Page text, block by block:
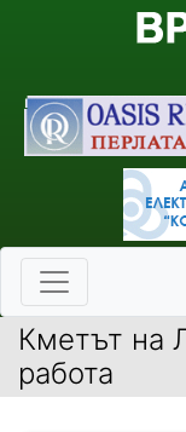
Кметът на
работа